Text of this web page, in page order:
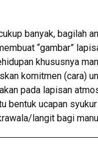
banyak, bagilah
“gambar”
khususnya
komitmen (cara)
pada lapisan
bentuk ucapan
langit bagi